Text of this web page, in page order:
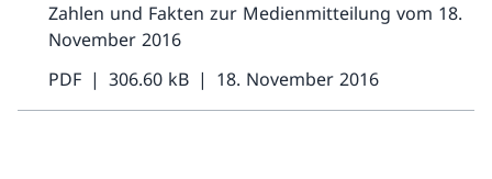
Zahlen und Fakten zur Medienmitteilung vom 18.
November 2016
PDF
306.60 kB 18. November 2016